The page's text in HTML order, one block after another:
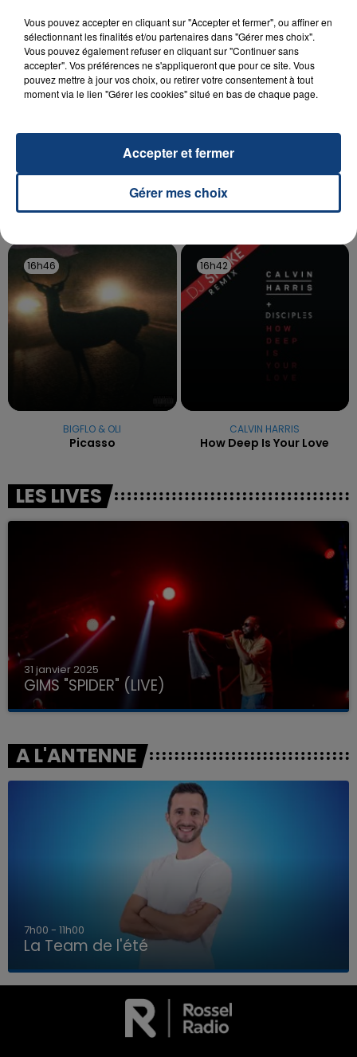
LA TEAM DE L'ÉTÉ
OPÉRER DE LA CHEVILLE RESSORT DE LA...
La famille a porté plainte contre la clinique qui a
reconnu sa responsabilité et présenté ses
TITRES DIFFUSÉS
16h46
16h46
BIGFLO & OLI
Picasso
16h42
16h42
CALVIN HARRIS
How Deep Is Your Love
LES LIVES
31 janvier 2025
GIMS "SPIDER" (LIVE)
A L'ANTENNE
7h00 - 11h00
La Team de l'été
Vous pouvez accepter en cliquant sur "Accepter et fermer", ou affiner en
sélectionnant les finalités et/ou partenaires dans "Gérer mes choix".
Vous pouvez également refuser en cliquant sur "Continuer sans
accepter". Vos préférences ne s'appliqueront que pour ce site. Vous
pouvez mettre à jour vos choix, ou retirer votre consentement à tout
moment via le lien "Gérer les cookies" situé en bas de chaque page.
Gérer mes choix
Accepter et fermer